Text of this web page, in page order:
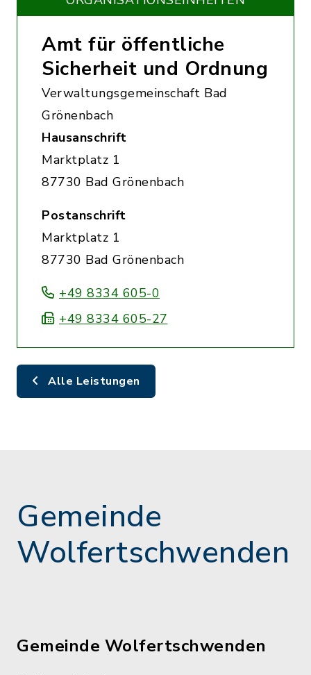
Amt für öffentliche
Sicherheit und Ordnung
Verwaltungsgemeinschaft Bad
Grönenbach
Hausanschrift
Marktplatz 1
87730 Bad Grönenbach
Postanschrift
Marktplatz 1
87730 Bad Grönenbach
+49 8334 605-0
+49 8334 605-27
Alle Leistungen
Gemeinde
Wolfertschwenden
Gemeinde Wolfertschwenden